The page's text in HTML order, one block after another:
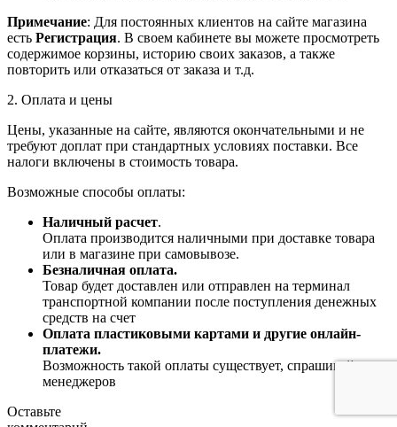
Примечание: Для постоянных клиентов на сайте магазина
есть Регистрация. В своем кабинете вы можете просмотреть
содержимое корзины, историю своих заказов, а также
повторить или отказаться от заказа и т.д.
2. Оплата и цены
Цены, указанные на сайте, являются окончательными и не
требуют доплат при стандартных условиях поставки. Все
налоги включены в стоимость товара.
Возможные способы оплаты:
Наличный расчет.
Оплата производится наличными при доставке товара
или в магазине при самовывозе.
Безналичная оплата.
Товар будет доставлен или отправлен на терминал
транспортной компании после поступления денежных
средств на счет
Оплата пластиковыми картами и другие онлайн-
платежи.
Возможность такой оплаты существует, спрашивайте у
менеджеров
Оставьте